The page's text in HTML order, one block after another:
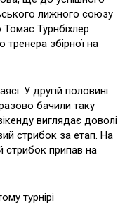
лижного союзу
Турнбіхлер
тренера збірної на
У другій половині
бачили таку
виглядає доволі
стрибок за етап. На
стрибок припав на
турнірі